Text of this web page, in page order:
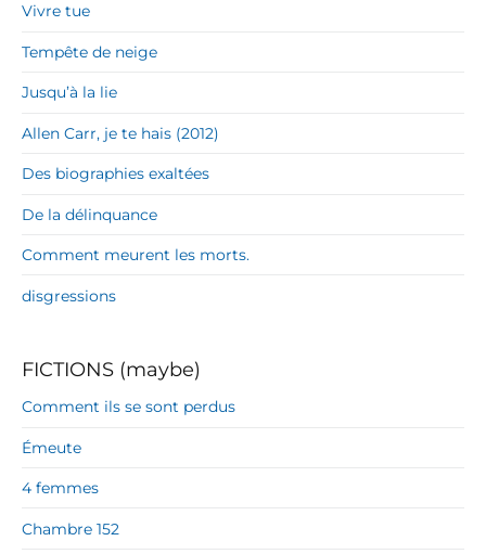
Vivre tue
Tempête de neige
Jusqu’à la lie
Allen Carr, je te hais (2012)
Des biographies exaltées
De la délinquance
Comment meurent les morts.
disgressions
FICTIONS (maybe)
Comment ils se sont perdus
Émeute
4 femmes
Chambre 152